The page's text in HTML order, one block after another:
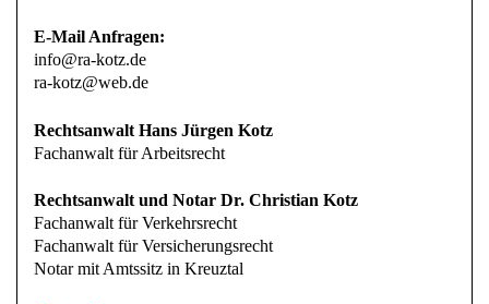
E-Mail Anfragen:
info@ra-kotz.de
ra-kotz@web.de
Rechtsanwalt Hans Jürgen Kotz
Fachanwalt für Arbeitsrecht
Rechtsanwalt und Notar Dr. Christian Kotz
Fachanwalt für Verkehrsrecht
Fachanwalt für Versicherungsrecht
Notar mit Amtssitz in Kreuztal